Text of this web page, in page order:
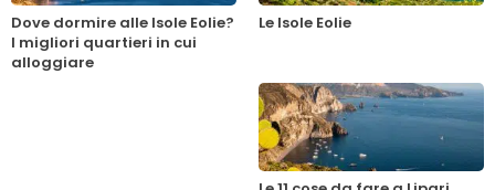
Dove dormire alle Isole Eolie?
I migliori quartieri in cui
alloggiare
Le Isole Eolie